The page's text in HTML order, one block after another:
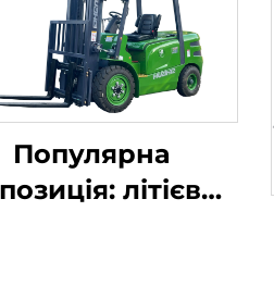
Популярна
літієвий